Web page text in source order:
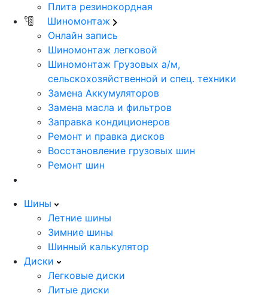
Плита резинокордная
Шиномонтаж
Онлайн запись
Шиномонтаж легковой
Шиномонтаж Грузовых а/м,
сельскохозяйственной и спец. техники
Замена Аккумуляторов
Замена масла и фильтров
Заправка кондиционеров
Ремонт и правка дисков
Восстановление грузовых шин
Ремонт шин
Шины
Летние шины
Зимние шины
Шинный калькулятор
Диски
Легковые диски
Литые диски